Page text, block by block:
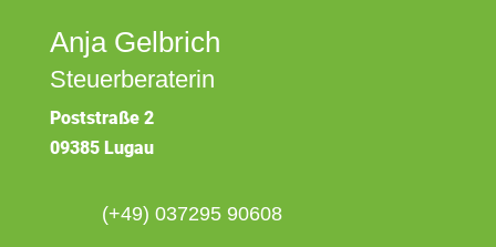
Anja Gelbrich
Steuerberaterin
Poststraße 2
09385 Lugau
(+49) 037295 90608